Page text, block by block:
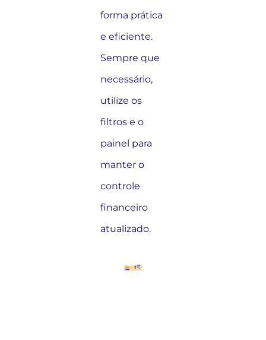
forma prática
e eficiente.
Sempre que
necessário,
utilize os
filtros e o
painel para
manter o
controle
financeiro
atualizado.